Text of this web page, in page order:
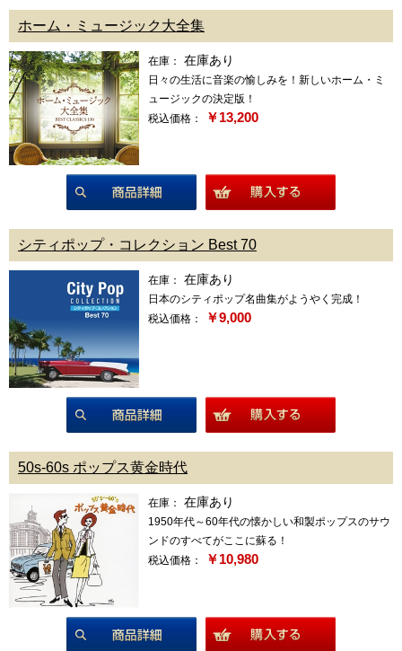
ホーム・ミュージック大全集
在庫： 在庫あり
日々の生活に音楽の愉しみを！新しいホーム・ミ
ュージックの決定版！
税込価格：
￥13,200
シティポップ・コレクション Best 70
在庫： 在庫あり
日本のシティポップ名曲集がようやく完成！
税込価格：
￥9,000
50s-60s ポップス黄金時代
在庫： 在庫あり
1950年代～60年代の懐かしい和製ポップスのサウ
ンドのすべてがここに蘇る！
税込価格：
￥10,980